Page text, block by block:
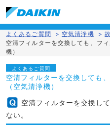
よくあるご質問 > 空気清浄機 >
空清フィルターを交換しても、フ
機）
よくあるご質問
空清フィルターを交換しても
（空気清浄機）
空清フィルターを交換し
ない。